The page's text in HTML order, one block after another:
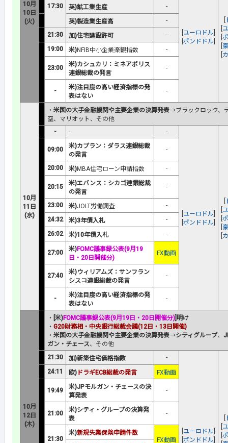
10月
10日
(火)
ユーロドル
ポンドドル
17:30 英)鉱工業生産 -
英)製造業生産高
-
21:30
加)住宅建設許可
-
19:00
米)NFIB中小企業楽観指数 -
23:00
米)カシュカリ：ミネアポリス
連銀総裁の発言
-
-
米)注目度の高い経済指標の発
表はない
-
10月
11日
(水)
・ 米国の大手金融機関や主要企業の決算発表→ブラックロック、
空、マリオット、その他
-
- -
ユーロドル
ポンドドル
09:00
米)カプラン：ダラス連銀総裁
の発言
-
20:00 米)MBA住宅ローン申請指数 -
20:15
米)エバンス：シカゴ連銀総裁
の発言
-
23:00 米)JOLT労働調査
-
24:32
米)3年債入札
-
26:02
米)10年債入札 -
27:00 米)FOMC議事録公表(9月19
日・20日開催分)
FX動画
27:40
米)ウィリアムズ：サンフラン
シスコ連銀総裁の発言
-
-
米)注目度の高い経済指標の発
表はない
-
10月
12日
(木)
・ [米)FOMC議事録公表(9月19日・20日開催分) ]明け
・ G20財務相・中央銀行総裁会議(12日・13日開催)
・ 米国の大手金融機関や主要企業の決算発表→シティグループ、
ガン・チェース、その他
21:30
加)新築住宅価格指数 -
ユーロドル
ポンドドル
24:11 欧) ドラギECB総裁の発言 FX動画
19:49
米)JPモルガン・チェースの決
算発表
-
21:00
米)シティ・グループの決算発
表
-
21:30
米)新規失業保険申請件数
FX動画